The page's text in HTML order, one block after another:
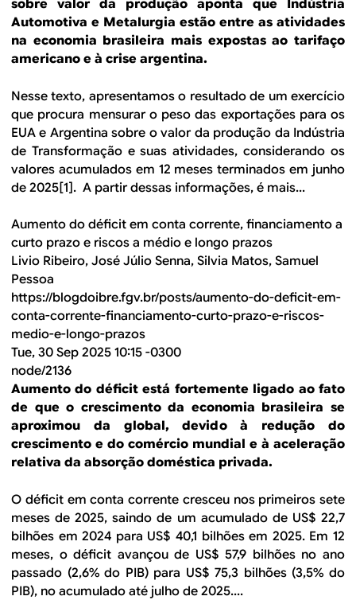
sobre valor da produção aponta que Indústria
Automotiva e Metalurgia estão entre as atividades
na economia brasileira mais expostas ao tarifaço
americano e à crise argentina.
Nesse texto, apresentamos o resultado de um exercício
que procura mensurar o peso das exportações para os
EUA e Argentina sobre o valor da produção da Indústria
de Transformação e suas atividades, considerando os
valores acumulados em 12 meses terminados em junho
de 2025[1]. A partir dessas informações, é mais...
Aumento do déficit em conta corrente, financiamento a
curto prazo e riscos a médio e longo prazos
Livio Ribeiro, José Júlio Senna, Silvia Matos, Samuel
Pessoa
https://blogdoibre.fgv.br/posts/aumento-do-deficit-em-
conta-corrente-financiamento-curto-prazo-e-riscos-
medio-e-longo-prazos
Tue, 30 Sep 2025 10:15 -0300
node/2136
Aumento do déficit está fortemente ligado ao fato
de que o crescimento da economia brasileira se
aproximou da global, devido à redução do
crescimento e do comércio mundial e à aceleração
relativa da absorção doméstica privada.
O déficit em conta corrente cresceu nos primeiros sete
meses de 2025, saindo de um acumulado de US$ 22,7
bilhões em 2024 para US$ 40,1 bilhões em 2025. Em 12
meses, o déficit avançou de US$ 57,9 bilhões no ano
passado (2,6% do PIB) para US$ 75,3 bilhões (3,5% do
PIB), no acumulado até julho de 2025....